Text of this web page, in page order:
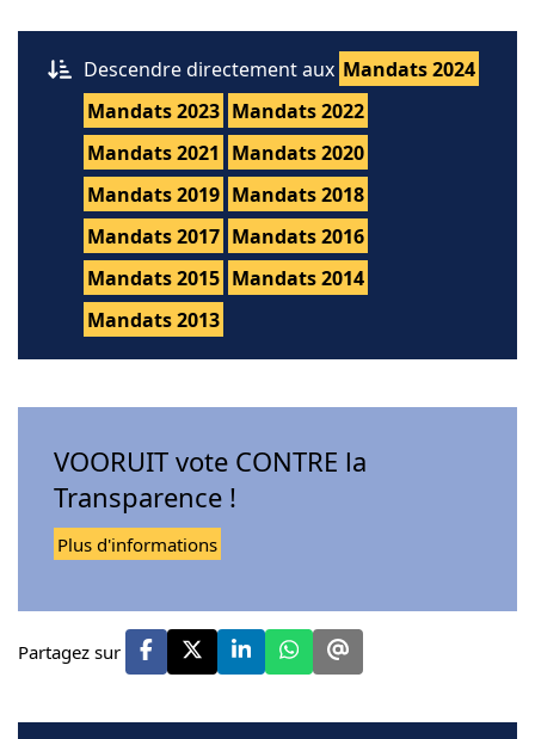
Descendre directement aux Mandats 2024
Mandats 2023 Mandats 2022
Mandats 2021 Mandats 2020
Mandats 2019 Mandats 2018
Mandats 2017 Mandats 2016
Mandats 2015 Mandats 2014
Mandats 2013
VOORUIT vote CONTRE la
Transparence !
Plus d'informations
Partagez sur